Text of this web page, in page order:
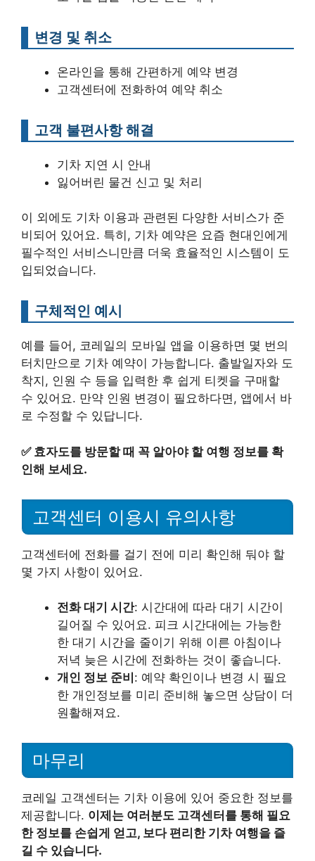
변경 및 취소
온라인을 통해 간편하게 예약 변경
고객센터에 전화하여 예약 취소
고객 불편사항 해결
기차 지연 시 안내
잃어버린 물건 신고 및 처리
이 외에도 기차 이용과 관련된 다양한 서비스가 준
비되어 있어요. 특히, 기차 예약은 요즘 현대인에게
필수적인 서비스니만큼 더욱 효율적인 시스템이 도
입되었습니다.
구체적인 예시
예를 들어, 코레일의 모바일 앱을 이용하면 몇 번의
터치만으로 기차 예약이 가능합니다. 출발일자와 도
착지, 인원 수 등을 입력한 후 쉽게 티켓을 구매할
수 있어요. 만약 인원 변경이 필요하다면, 앱에서 바
로 수정할 수 있답니다.
✅ 효자도를 방문할 때 꼭 알아야 할 여행 정보를 확
인해 보세요.
고객센터 이용시 유의사항
고객센터에 전화를 걸기 전에 미리 확인해 둬야 할
몇 가지 사항이 있어요.
전화 대기 시간: 시간대에 따라 대기 시간이
길어질 수 있어요. 피크 시간대에는 가능한
한 대기 시간을 줄이기 위해 이른 아침이나
저녁 늦은 시간에 전화하는 것이 좋습니다.
개인 정보 준비 : 예약 확인이나 변경 시 필요
한 개인정보를 미리 준비해 놓으면 상담이 더
원활해져요.
마무리
코레일 고객센터는 기차 이용에 있어 중요한 정보를
제공합니다. 이제는 여러분도 고객센터를 통해 필요
한 정보를 손쉽게 얻고, 보다 편리한 기차 여행을 즐
길 수 있습니다.